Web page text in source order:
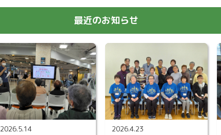
最近のお知らせ
2026.5.14 2026.4.23